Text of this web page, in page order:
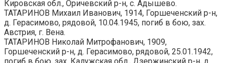
Кировская обл., Оричевский р-н, с. Адышево.
ТАТАРИНОВ Михаил Иванович, 1914, Горшеченский р-н,
д. Герасимово, рядовой, 10.04.1945, погиб в бою, зах.
Австрия, г. Вена.
ТАТАРИНОВ Николай Митрофанович, 1909,
Горшеченский р-н, д. Герасимово, рядовой, 25.01.1942,